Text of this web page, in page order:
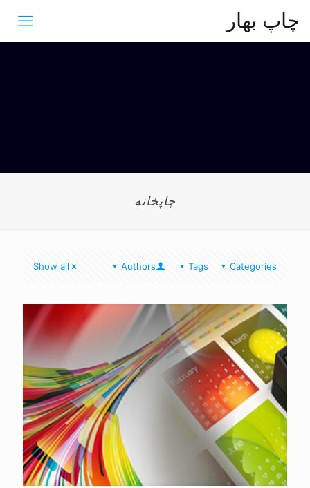
چاپ بهار
چاپخانه
Categories
Tags
Authors
Show all